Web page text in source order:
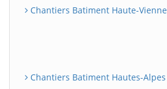
Chantiers Batiment Haute-Vienne
Chantiers Batiment Hautes-Alpes